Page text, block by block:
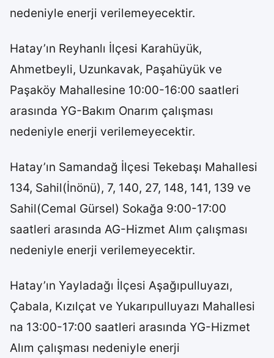
nedeniyle enerji verilemeyecektir.
Hatay’ın Reyhanlı İlçesi Karahüyük,
Ahmetbeyli, Uzunkavak, Paşahüyük ve
Paşaköy Mahallesine 10:00-16:00 saatleri
arasında YG-Bakım Onarım çalışması
nedeniyle enerji verilemeyecektir.
Hatay’ın Samandağ İlçesi Tekebaşı Mahallesi
134, Sahil(İnönü), 7, 140, 27, 148, 141, 139 ve
Sahil(Cemal Gürsel) Sokağa 9:00-17:00
saatleri arasında AG-Hizmet Alım çalışması
nedeniyle enerji verilemeyecektir.
Hatay’ın Yayladağı İlçesi Aşağıpulluyazı,
Çabala, Kızılçat ve Yukarıpulluyazı Mahallesi
na 13:00-17:00 saatleri arasında YG-Hizmet
Alım çalışması nedeniyle enerji